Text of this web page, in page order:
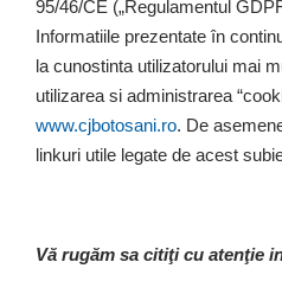
95/46/CE („Regulamentul
Informatiile prezentate în
la cunostinta utilizatorului mai
utilizarea si administrarea
www.cjbotosani.ro. De
linkuri utile legate de acest
Vă rugăm sa citiţi cu atenţie